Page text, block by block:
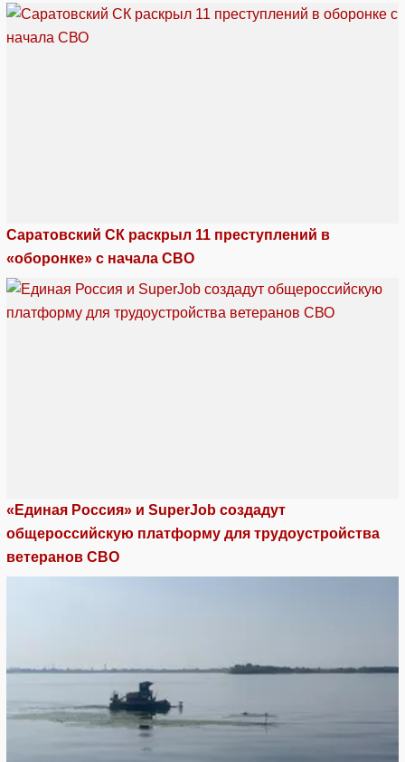
Саратовский СК раскрыл 11 преступлений в
«оборонке» с начала СВО
«Единая Россия» и SuperJob создадут
общероссийскую платформу для трудоустройства
ветеранов СВО